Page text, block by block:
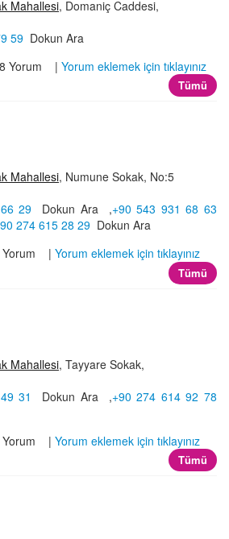
Mahallesi, Domaniç Caddesi,
59 Dokun Ara
Yorum | Yorum eklemek için tıklayınız
Tümü
Mahallesi, Numune Sokak, No:5
29 Dokun Ara,+90 543 931 68 63
274 615 28 29 Dokun Ara
Yorum | Yorum eklemek için tıklayınız
Tümü
Mahallesi, Tayyare Sokak,
31 Dokun Ara ,+90 274 614 92 78
Yorum | Yorum eklemek için tıklayınız
Tümü